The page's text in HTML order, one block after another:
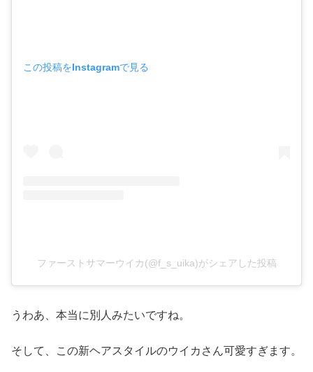
この投稿をInstagramで見る
ファーストサマーウイカ(@f_s_uika)がシェアした投稿
うわあ、本当に別人みたいですね。
そして、この新ヘアスタイルのウイカさん可愛すぎます。